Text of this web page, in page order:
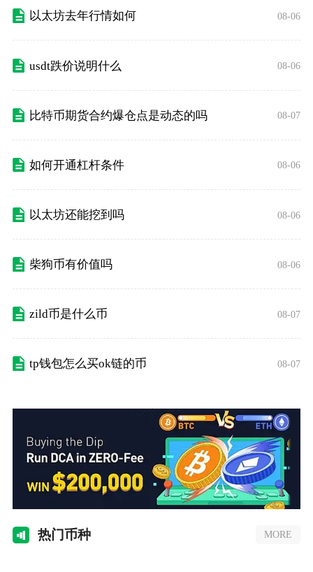
以太坊去年行情如何 08-06
usdt跌价说明什么 08-06
比特币期货合约爆仓点是动态的吗 08-07
如何开通杠杆条件 08-06
以太坊还能挖到吗 08-06
柴狗币有价值吗 08-06
zild币是什么币 08-07
tp钱包怎么买ok链的币 08-07
热门币种 MORE